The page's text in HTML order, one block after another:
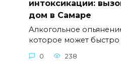
интоксикации:
дом в Самаре
Алкогольное
которое может быстро
0 238